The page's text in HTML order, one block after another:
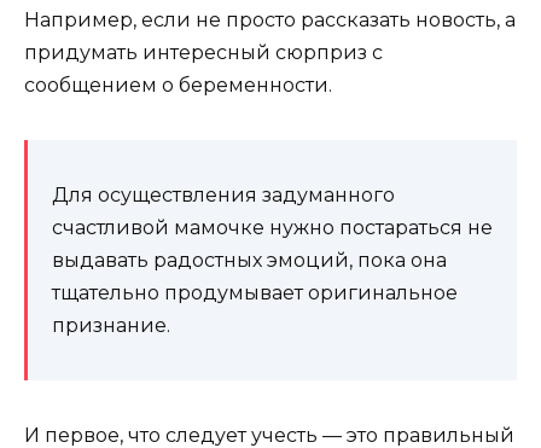
Например, если не просто рассказать новость, а
придумать интересный сюрприз с
сообщением о беременности.
Для осуществления задуманного
счастливой мамочке нужно постараться не
выдавать радостных эмоций, пока она
тщательно продумывает оригинальное
признание.
И первое, что следует учесть — это правильный